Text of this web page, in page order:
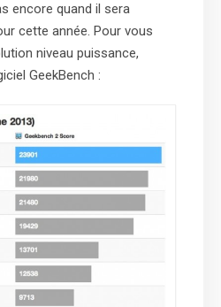
encore quand il sera
cette année. Pour vous
niveau puissance,
GeekBench :